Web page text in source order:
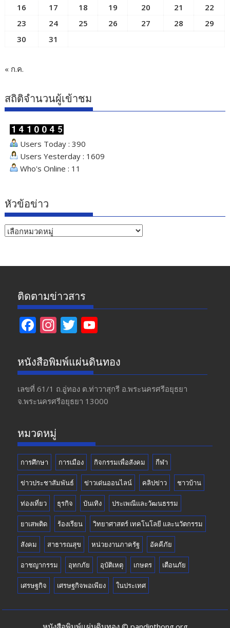
16
17 18 19 20 21
22
23
24 25 26 27 28
29
30
31
« ก.ค.
สถิติจำนวนผู้เข้าชม
Users Today : 390
Users Yesterday : 1609
Who's Online : 11
หัวข้อข่าว
หัวข้อ
ติดตามข่าวสาร
F
e
b
o
o
In
a
gr
a
m
T
itt
er
u
T
u
b
หนังสือพิมพ์แผ่นดินทอง
เลขที่ 61/1 ถ.อู่ทอง​ ต.​ท่าวาสุกรี​ อ.พระนครศรีอยุธยา​
จ.พระนครศรีอยุธยา 13000
หมวดหมู่
การศึกษา การเมือง กิจกรรมเพื่อสังคม กีฬา
ข่าวประชาสัมพันธ์ ข่าวเด่นออนไลน์ คลิปข่าว ชาวบ้าน
ท่องเที่ยว ธุรกิจ บันเทิง ประเพณีและวัฒนธรรม
ยาเสพติด ร้องเรียน วิทยาศาสตร์ เทคโนโลยี และนวัตกรรม
สังคม สาธารณสุข หน่วยงานภาครัฐ อัคคีภัย
อาชญากรรม อุทกภัย อุบัติเหตุ เกษตร เตือนภัย
เศรษฐกิจ เศรษฐกิจพอเพียง ในประเทศ